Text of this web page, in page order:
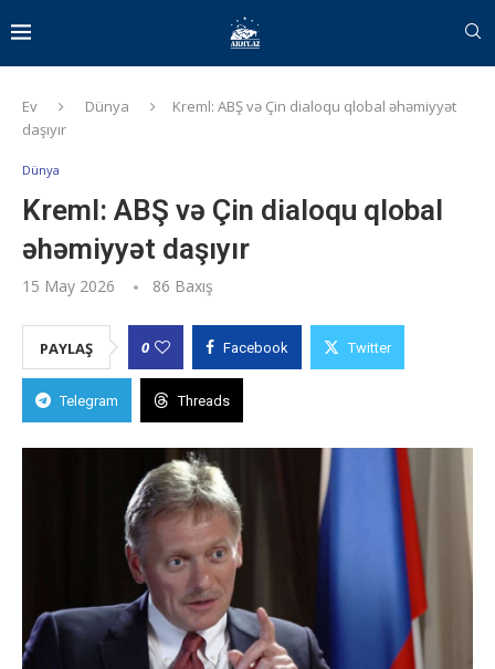
Ev Dünya
Kreml: ABŞ və Çin dialoqu qlobal əhəmiyyət
daşıyır
Dünya
Kreml: ABŞ və Çin dialoqu qlobal
əhəmiyyət daşıyır
15 May 2026 86 Baxış
PAYLAŞ 0 Facebook Twitter
Telegram Threads